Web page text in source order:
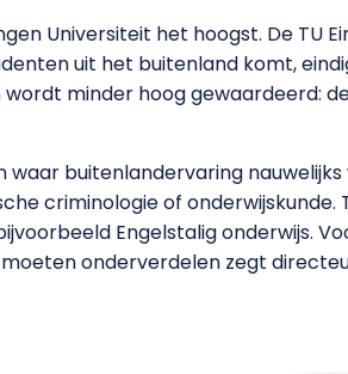
Universiteit het hoogst. De TU
uit het buitenland komt,
minder hoog gewaardeerd:
waar buitenlandervaring
criminologie of
Engelstalig onderwijs.
onderverdelen zegt